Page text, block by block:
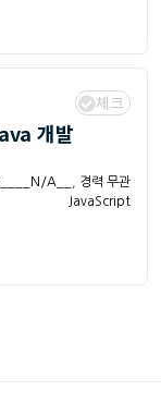
체크
개발
A__
경력 무관
JavaScript